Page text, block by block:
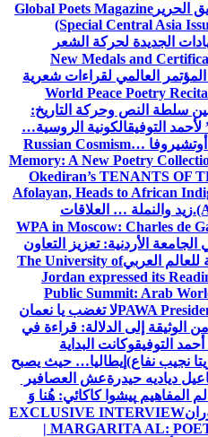
الحرير Global Poets Magazine
(Special Central Asia
الجديدة لحركة الشعر
New Medals and
العالمي لقراءات شعرية
World Peace Poetry
بين سلطة النص وحركة التاريخ:
التوفيقالكونية الروسية…
Russian Cosmism…
Memory: A New Poetry
Okediran’s TENANTS OF
Afolayan, Heads to African
زيد والنملة … العلاقات
WPA in Moscow: Charles de
الأردنية: تعزيز التعاون
للعالم العربيThe University of
Jordan expressed its
Public Summit: Arab
PAWAلا تغضب يا نعمان
من الوثيقة إلى الدلالة: قراءة في
أحمد التوفيقوكانت البداية
نجيب نفاع) إيطاليا… حيث يصبح
دياديه حيدرةعش العصافير
المفاهيم پیشوا کاکائي: هُنا وَ
EXCLUSIVE INTERVIEW
| MARGARITA AL: